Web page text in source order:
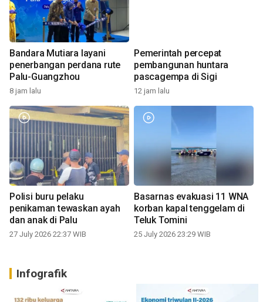
Bandara Mutiara layani
penerbangan perdana rute
Palu-Guangzhou
8 jam lalu
Pemerintah percepat
pembangunan huntara
pascagempa di Sigi
12 jam lalu
Polisi buru pelaku
penikaman tewaskan ayah
dan anak di Palu
27 July 2026 22:37 WIB
Basarnas evakuasi 11 WNA
korban kapal tenggelam di
Teluk Tomini
25 July 2026 23:29 WIB
Infografik